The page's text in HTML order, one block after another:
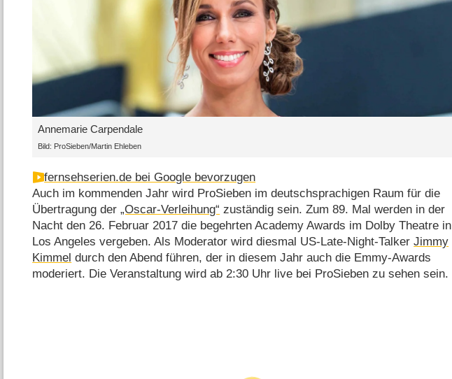
Annemarie Carpendale
Bild: ProSieben/Martin Ehleben
fernsehserien.de bei Google bevorzugen
Auch im kommenden Jahr wird ProSieben im deutschsprachigen Raum für die
Übertragung der„Oscar-Verleihung“ zuständig sein. Zum 89. Mal werden in der
Nacht den 26. Februar 2017 die begehrten Academy Awards im Dolby Theatre in
Los Angeles vergeben. Als Moderator wird diesmal US-Late-Night-TalkerJimmy
Kimmel durch den Abend führen, der in diesem Jahr auch die Emmy-Awards
moderiert. Die Veranstaltung wird ab 2:30 Uhr live bei ProSieben zu sehen sein.